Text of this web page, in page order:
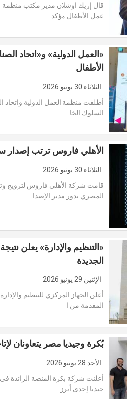
قال إريك اوشلان مدير مكتب منظمة
عمل الأطفال مؤكد
«العمل الدولية» و«اتحاد
الأطفال
الثلاثاء 30 يونيو 2026
أطلقت منظمة العمل الدولية واتحاد
السلوك الخا
الأهلي فاروس ترتب إصدار سندات
الثلاثاء 30 يونيو 2026
قامت شركة الأهلي فاروس لترويج
المصري بدور مدير الإصدا
«التنظيم والإدارة» يعلن
الجديدة
الإثنين 29 يونيو 2026
أعلن الجهاز المركزي للتنظيم
المقدمة من ا
بُكرة وجيديا مصر يتعاونان
الأحد 28 يونيو 2026
أعلنت شركة بكرة المنصة الرائدة
جيديا إحدى أبرز